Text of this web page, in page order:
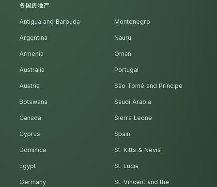
各国房地产
Antigua and Barbuda
Argentina
Armenia
Australia
Austria
Botswana
Canada
Cyprus
Dominica
Egypt
Germany
Montenegro
Nauru
Oman
Portugal
São Tomé and Príncipe
Saudi Arabia
Sierra Leone
Spain
St. Kitts & Nevis
St. Lucia
St. Vincent and the